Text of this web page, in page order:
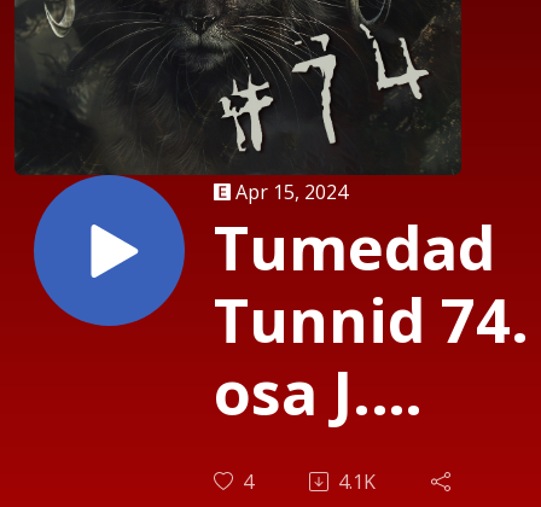
Apr 15, 2024
Tumedad
Tunnid 74.
osa J.
Raidma
4 4.1K